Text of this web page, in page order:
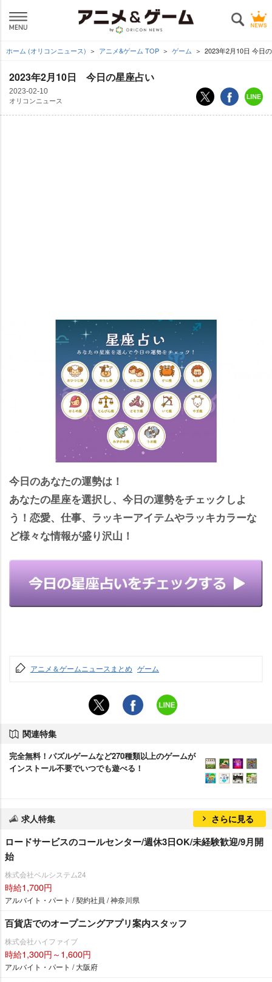
ホーム (オリコンニュース) アニメ&ゲーム TOP ゲーム 2023年2月10日 今日
2023年2月10日 今日の星座占い
2023-02-10
オリコンニュース
今日のあなたの運勢は！
あなたの星座を選択し、今日の運勢をチェックしよ
う！恋愛、仕事、ラッキーアイテムやラッキカラーな
ど様々な情報が盛り沢山！
アニメ＆ゲームニュースまとめ ゲーム
関連特集
完全無料！パズルゲームなど270種類以上のゲームが
インストール不要でいつでも遊べる！
求人特集 さらに見る
ロードサービスのコールセンター/週休3日OK/未経験歓迎/9月開
始
株式会社ベルシステム24
時給1,700円
アルバイト・パート / 契約社員 / 神奈川県
百貨店でのオープニングアプリ案内スタッフ
株式会社ハイファイブ
時給1,300円～1,600円
アルバイト・パート / 大阪府